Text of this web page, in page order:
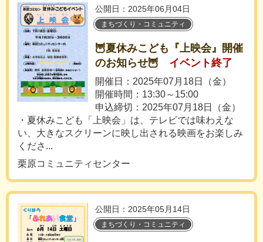
公開日：2025年06月04日
まちづくり・コミュニティ
🦉夏休みこども『上映会』開催
のお知らせ🦉
イベント終了
開催日：2025年07月18日（金）
開催時間：13:30～15:00
申込締切：2025年07月18日（金）
・夏休みこども「上映会」は、テレビでは味わえな
い、大きなスクリーンに映し出される映画をお楽しみ
くださ...
栗原コミュニティセンター
公開日：2025年05月14日
まちづくり・コミュニティ